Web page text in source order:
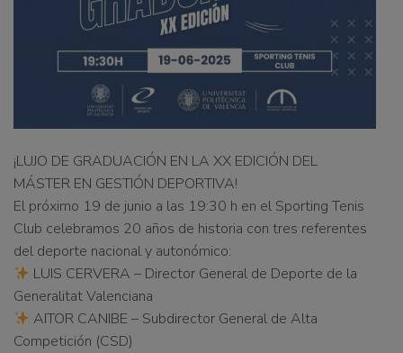
¡LUJO DE GRADUACIÓN EN LA XX EDICIÓN DEL
MÁSTER EN GESTIÓN DEPORTIVA!
El próximo 19 de junio a las 19:30 h en el Sporting Tenis
Club celebramos 20 años de historia con tres referentes
del deporte nacional y autonómico:
LUIS CERVERA – Director General de Deporte de la
Generalitat Valenciana
AITOR CANIBE – Subdirector General de Alta
Competición (CSD)